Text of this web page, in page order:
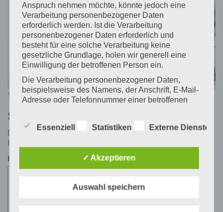
Posted
16. März 202616. März 2026Full
size
2560 × 1707
Schreibe einen Kommentar
Deine E-Mail-Adresse wird nicht veröffentlicht.Erforderliche
Felder sind mit
Kommentar
Anspruch nehmen möchte, könnte jedoch eine
Verarbeitung personenbezogener Daten
erforderlich werden. Ist die Verarbeitung
personenbezogener Daten erforderlich und
besteht für eine solche Verarbeitung keine
gesetzliche Grundlage, holen wir generell eine
Einwilligung der betroffenen Person ein.
Die Verarbeitung personenbezogener Daten,
beispielsweise des Namens, der Anschrift, E-Mail-
Adresse oder Telefonnummer einer betroffenen
Übereinstimmung mit den für uns geltenden
Mittels dieser Datenschutzerklärung möchte unser
Unternehmen die Öffentlichkeit über Art, Umfang
und Zweck der von uns erhobenen, genutzten und
informieren. Ferner werden betroffene Personen
Essenziell Statistiken Externe Dienste
✓ Akzeptieren
Auswahl speichern